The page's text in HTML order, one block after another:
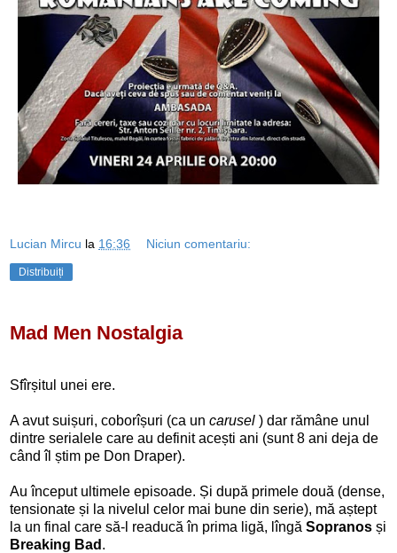
Lucian Mircu la 16:36 Niciun comentariu:
Distribuiți
Mad Men Nostalgia
Sfîrșitul unei ere.
A avut suișuri, coborîșuri (ca un carusel ) dar rămâne unul
dintre serialele care au definit acești ani (sunt 8 ani deja de
când îl știm pe Don Draper).
Au început ultimele episoade. Și după primele două (dense,
tensionate și la nivelul celor mai bune din serie), mă aștept
la un final care să-l readucă în prima ligă, lîngă Sopranos și
Breaking Bad .